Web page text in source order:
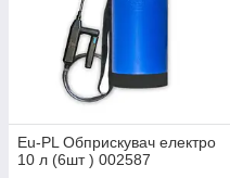
Eu-PL Обприскувач електро
10 л (6шт ) 002587